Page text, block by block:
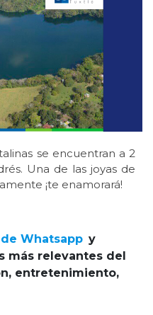
se encuentran a 2
Una de las joyas de
¡te enamorará!
Whatsapp y
más relevantes del
entretenimiento,